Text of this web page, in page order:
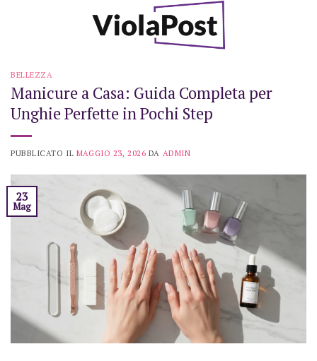
BELLEZZA
Manicure a Casa: Guida Completa per
Unghie Perfette in Pochi Step
PUBBLICATO IL MAGGIO 23, 2026 DA ADMIN
23
Mag